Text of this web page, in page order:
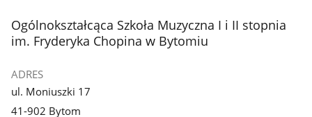
stopka
Ogólnokształcąca Szkoła Muzyczna I i II stopnia
im. Fryderyka Chopina w Bytomiu
ADRES
ul. Moniuszki 17
41-902 Bytom